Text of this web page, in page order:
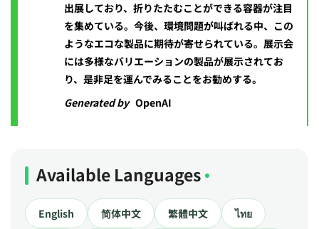
出展しており、折りたたむことができる容器が注目
を集めている。今後、環境問題が叫ばれる中、この
ようなエコな製品に期待が寄せられている。展示会
には多様なバリエーションの製品が展示されてお
り、是非足を運んでみることをお勧めする。
Generated by OpenAI
Available Languages
English 简体中文 繁體中文 ไทย